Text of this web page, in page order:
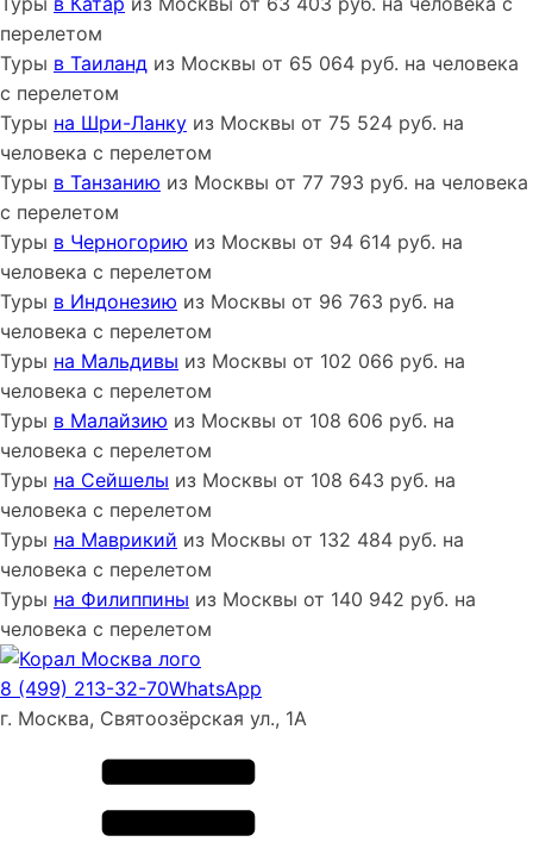
перелетом
Туры в Таиланд из Москвы от 65 064 руб. на человека
с перелетом
Туры на Шри-Ланку из Москвы от 75 524 руб. на
человека с перелетом
Туры в Танзанию из Москвы от 77 793 руб. на человека
с перелетом
Туры в Черногорию из Москвы от 94 614 руб. на
человека с перелетом
Туры в Индонезию из Москвы от 96 763 руб. на
человека с перелетом
Туры на Мальдивы из Москвы от 102 066 руб. на
человека с перелетом
Туры в Малайзию из Москвы от 108 606 руб. на
человека с перелетом
Туры на Сейшелы из Москвы от 108 643 руб. на
человека с перелетом
Туры на Маврикий из Москвы от 132 484 руб. на
человека с перелетом
Туры на Филиппины из Москвы от 140 942 руб. на
человека с перелетом
8 (499) 213-32-70WhatsApp
г. Москва, Святоозёрская ул., 1А